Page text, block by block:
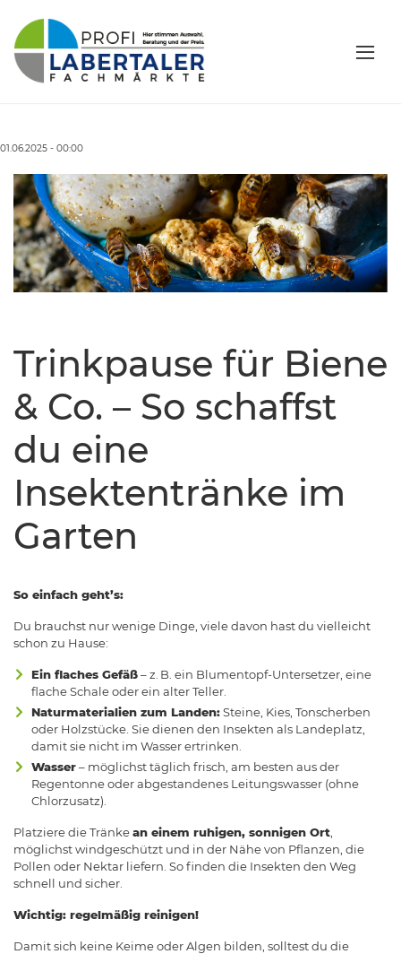
01.06.2025 - 00:00
Trinkpause für Biene
& Co. – So schaffst
du eine
Insektentränke im
Garten
So einfach geht’s:
Du brauchst nur wenige Dinge, viele davon hast du vielleicht
schon zu Hause:
Ein flaches Gefäß– z. B. ein Blumentopf-Untersetzer, eine
flache Schale oder ein alter Teller.
Naturmaterialien zum Landen:Steine, Kies, Tonscherben
oder Holzstücke. Sie dienen den Insekten als Landeplatz,
damit sie nicht im Wasser ertrinken.
Wasser– möglichst täglich frisch, am besten aus der
Regentonne oder abgestandenes Leitungswasser (ohne
Chlorzusatz).
Platziere die Tränkean einem ruhigen, sonnigen Ort
möglichst windgeschützt und in der Nähe von Pflanzen, die
Pollen oder Nektar liefern. So finden die Insekten den Weg
schnell und sicher.
Wichtig: regelmäßig reinigen!
Damit sich keine Keime oder Algen bilden, solltest du die